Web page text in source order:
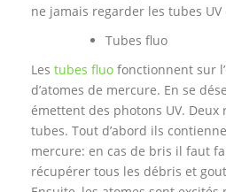
ne jamais regarder les tubes
Tubes fluo
Les tubes fluo fonctionnent sur
d’atomes de mercure. En se
émettent des photons UV.
tubes. Tout d’abord ils
mercure: en cas de bris il faut
récupérer tous les débris et